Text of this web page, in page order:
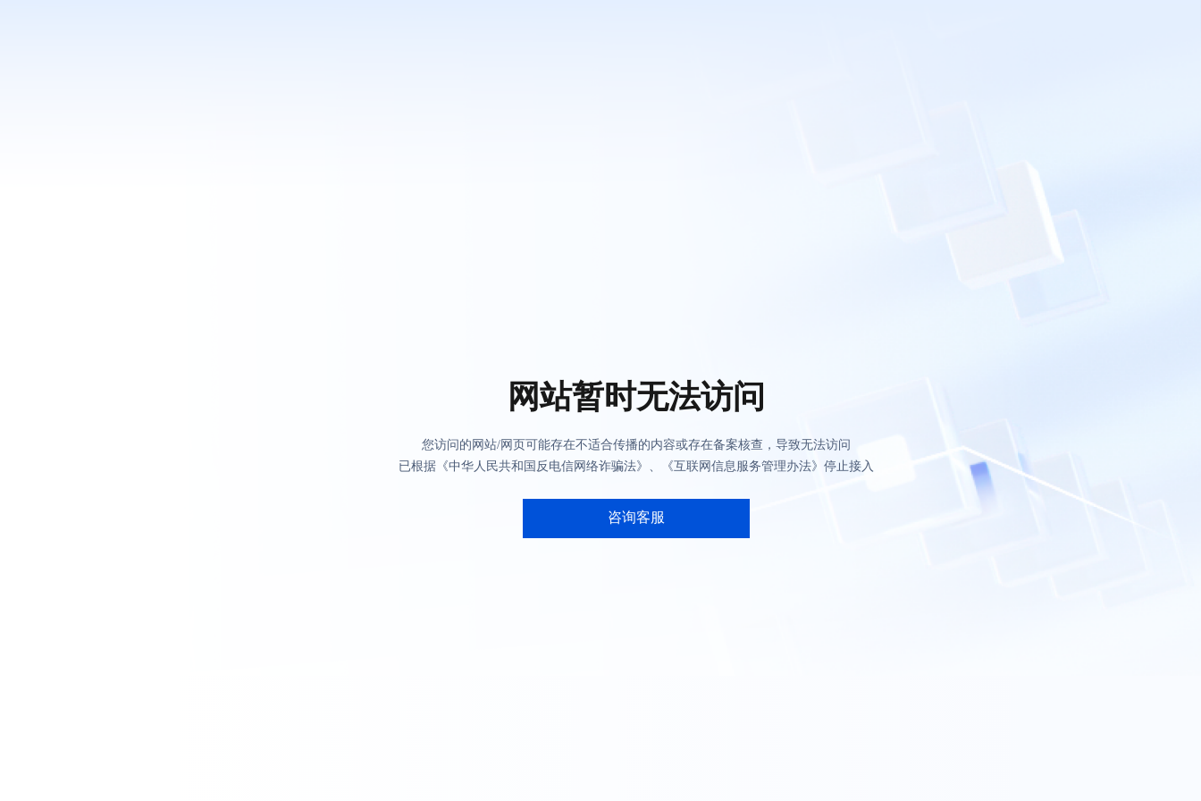
网站暂时无法访问
您访问的网站/网页可能存在不适合传播的内容或存在备案核查，导致无法访问
已根据《中华人民共和国反电信网络诈骗法》、《互联网信息服务管理办法》停止接入
咨询客服